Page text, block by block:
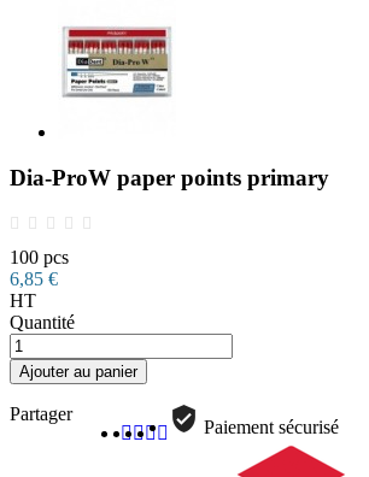
Dia-ProW paper points primary
100 pcs
6,85 €
HT
Quantité
Ajouter au panier
Partager
Paiement sécurisé